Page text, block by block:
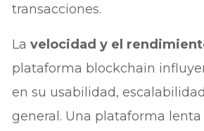
transacciones.
Lavelocidad y el
plataforma blockchain
en su usabilidad,
general. Una plataforma